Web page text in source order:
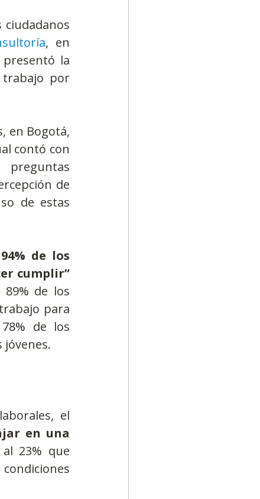
, en
presentó la
trabajo por
en Bogotá,
contó con
de
de estas
de los
cumplir”
89% de los
para
de los
el
en una
23% que